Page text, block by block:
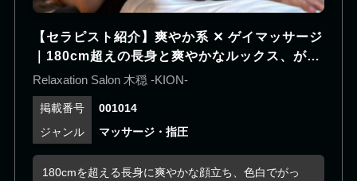
【セラピスト紹介】爽やか系 ✕ ゲイマッサージ
｜180cm超えの長身と爽やかなルックス、がっ
しりとした体格を兼ね備えた、存在感あふれる
セラピスト
Relaxation Salon 木穏 -KION-
001014
マッサージ・指圧
180cmを超える長身に爽やかな顔立ち、色白でがっ